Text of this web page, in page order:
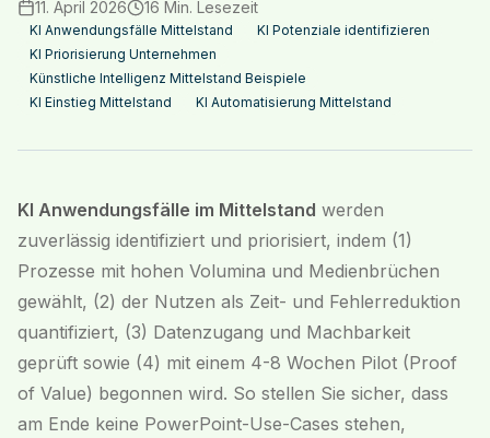
11. April 2026 16 Min. Lesezeit
KI Anwendungsfälle Mittelstand
KI Potenziale identifizieren
KI Priorisierung Unternehmen
Künstliche Intelligenz Mittelstand Beispiele
KI Einstieg Mittelstand
KI Automatisierung Mittelstand
KI Anwendungsfälle im Mittelstand werden
zuverlässig identifiziert und priorisiert, indem (1)
Prozesse mit hohen Volumina und Medienbrüchen
gewählt, (2) der Nutzen als Zeit- und Fehlerreduktion
quantifiziert, (3) Datenzugang und Machbarkeit
geprüft sowie (4) mit einem 4-8 Wochen Pilot (Proof
of Value) begonnen wird. So stellen Sie sicher, dass
am Ende keine PowerPoint-Use-Cases stehen,